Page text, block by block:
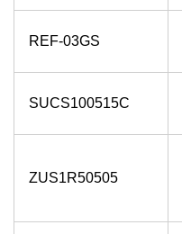
REF-03GS
SUCS100515C
ZUS1R50505